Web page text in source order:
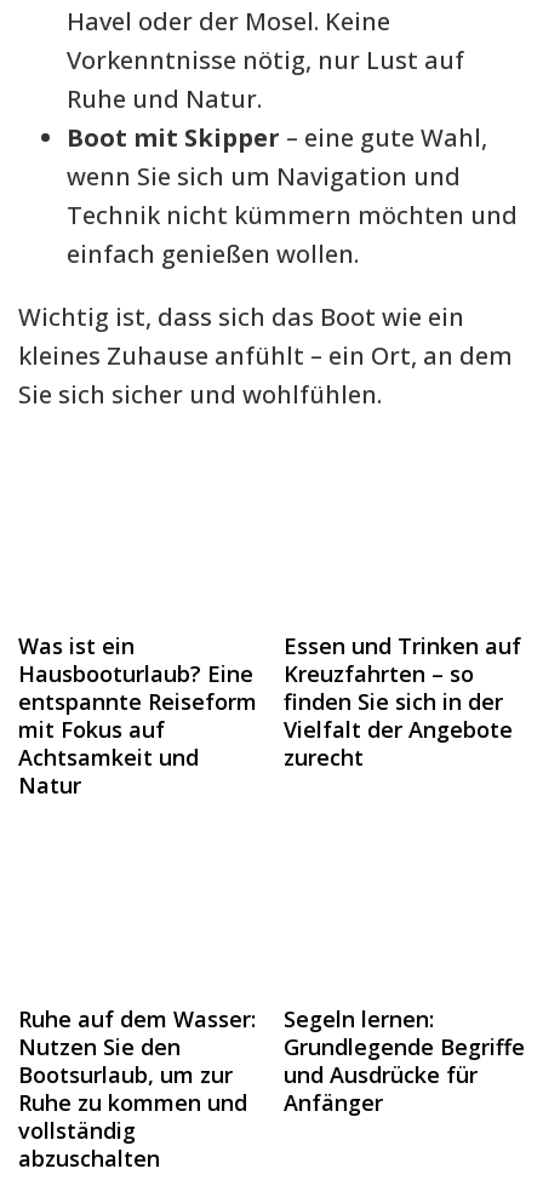
Havel oder der Mosel. Keine
Vorkenntnisse nötig, nur Lust auf
Ruhe und Natur.
Boot mit Skipper – eine gute Wahl,
wenn Sie sich um Navigation und
Technik nicht kümmern möchten und
einfach genießen wollen.
Wichtig ist, dass sich das Boot wie ein
kleines Zuhause anfühlt – ein Ort, an dem
Sie sich sicher und wohlfühlen.
Was ist ein
Hausbooturlaub? Eine
entspannte Reiseform
mit Fokus auf
Achtsamkeit und
Natur
Essen und Trinken auf
Kreuzfahrten – so
finden Sie sich in der
Vielfalt der Angebote
zurecht
Ruhe auf dem Wasser:
Nutzen Sie den
Bootsurlaub, um zur
Ruhe zu kommen und
vollständig
abzuschalten
Segeln lernen:
Grundlegende Begriffe
und Ausdrücke für
Anfänger